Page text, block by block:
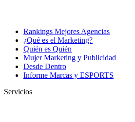
Rankings Mejores Agencias
¿Qué es el Marketing?
Quién es Quién
Mujer Marketing y Publicidad
Desde Dentro
Informe Marcas y ESPORTS
Servicios